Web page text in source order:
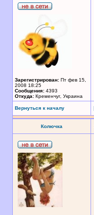
Зарегистрирован: Пт фев 15,
2008 18:25
Сообщения: 4393
Откуда: Кременчуг, Украина
Вернуться к началу
Колючка